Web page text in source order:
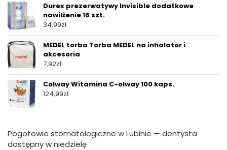
Durex prezerwatywy Invisible dodatkowe
nawilżenie 16 szt.
34,99zł
MEDEL torba Torba MEDEL na inhalator i
akcesoria
7,92zł
Colway Witamina C-olway 100 kaps.
124,99zł
Pogotowie stomatologiczne w Lubinie — dentysta
dostępny w niedzielę